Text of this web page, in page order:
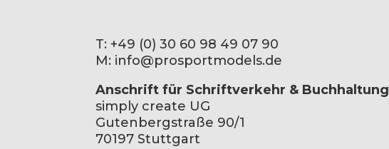
T: +49 (0) 30 60 98 49 07 90
M: info@prosportmodels.de
Anschrift für Schriftverkehr & Buchhaltung
simply create UG
Gutenbergstraße 90/1
70197 Stuttgart